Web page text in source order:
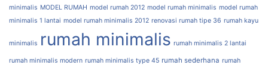
minimalis MODEL RUMAH model rumah 2012 model rumah minimalis model rumah
minimalis 1 lantai model rumah minimalis 2012 renovasi rumah tipe 36 rumah kayu
minimalis rumah minimalis rumah minimalis 2 lantai
rumah minimalis modern rumah minimalis type 45 rumah sederhana rumah